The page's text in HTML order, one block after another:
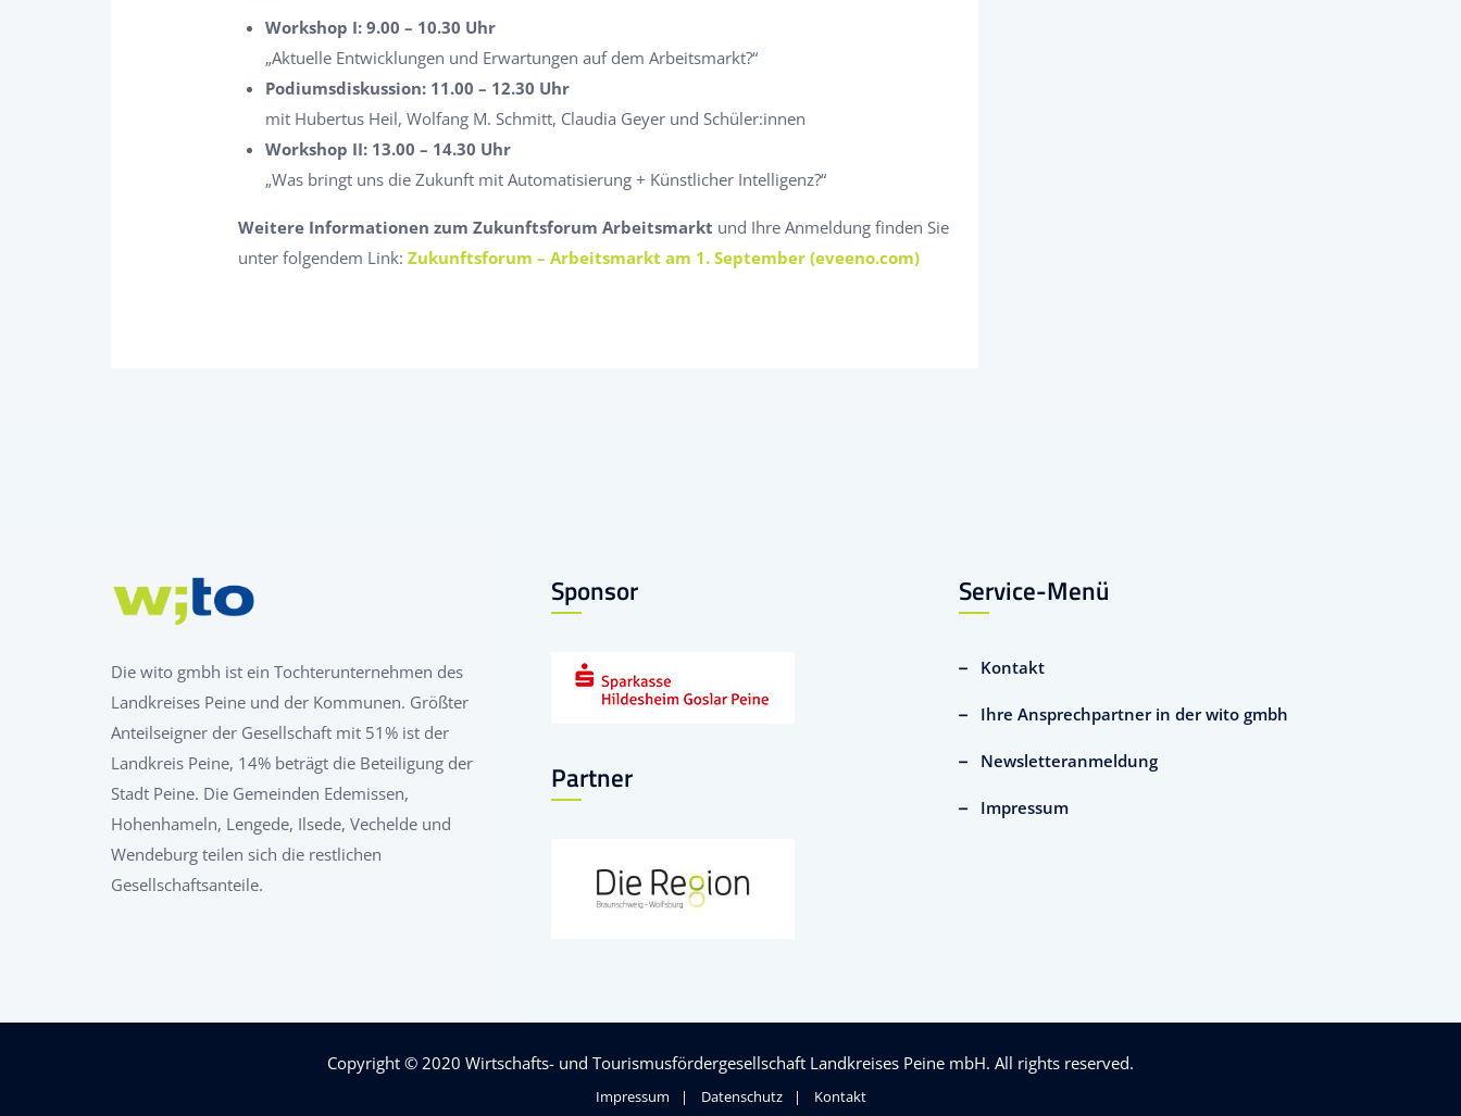
Workshop I: 9.00 – 10.30 Uhr
„Aktuelle Entwicklungen und Erwartungen auf dem Arbeitsmarkt?“
Podiumsdiskussion: 11.00 – 12.30 Uhr
mit Hubertus Heil, Wolfang M. Schmitt, Claudia Geyer und Schüler:innen
Workshop II: 13.00 – 14.30 Uhr
„Was bringt uns die Zukunft mit Automatisierung + Künstlicher Intelligenz?“
Weitere Informationen zum Zukunftsforum Arbeitsmarkt und Ihre Anmeldung finden Sie
unter folgendem Link: Zukunftsforum – Arbeitsmarkt am 1. September (eveeno.com)
Die wito gmbh ist ein Tochterunternehmen des
Landkreises Peine und der Kommunen. Größter
Anteilseigner der Gesellschaft mit 51% ist der
Landkreis Peine, 14% beträgt die Beteiligung der
Stadt Peine. Die Gemeinden Edemissen,
Hohenhameln, Lengede, Ilsede, Vechelde und
Wendeburg teilen sich die restlichen
Gesellschaftsanteile.
Sponsor
Partner
Service-Menü
Kontakt
Ihre Ansprechpartner in der wito gmbh
Newsletteranmeldung
Impressum
Copyright © 2020 Wirtschafts- und Tourismusfördergesellschaft Landkreises Peine mbH. All rights reserved.
Impressum Datenschutz Kontakt